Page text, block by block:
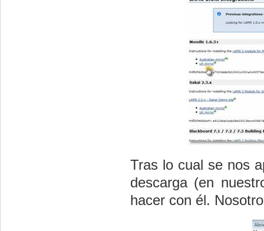
Tras lo cual se nos
descarga (en
hacer con él.